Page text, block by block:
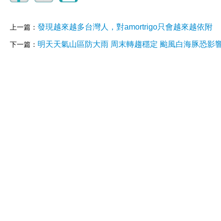
上一篇： 發現越來越多台灣人，對amortrigo只會越來越依附
下一篇： 明天天氣山區防大雨 周末轉趨穩定 颱風白海豚恐影